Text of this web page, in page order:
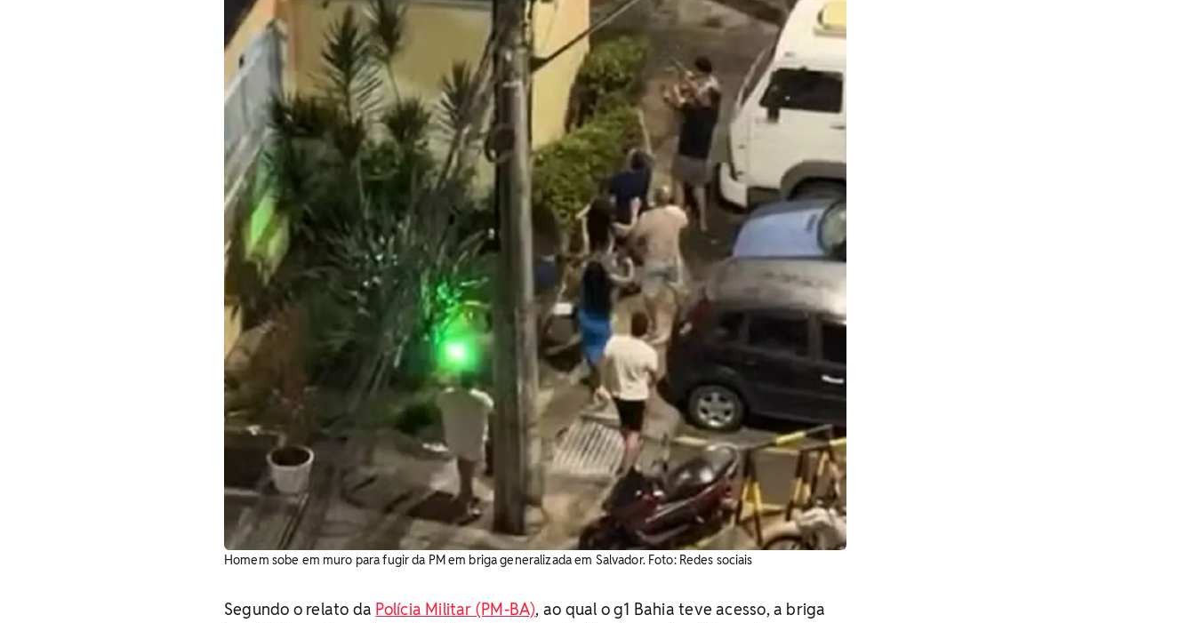
Homem sobe em muro para fugir da PM em briga generalizada em Salvador. Foto: Redes sociais
Segundo o relato da Polícia Militar (PM-BA), ao qual o g1 Bahia teve acesso, a briga